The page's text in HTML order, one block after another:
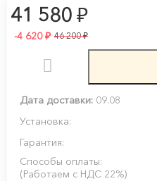
41 580 ₽
-4 620₽ 46 200₽
Дата доставки: 09.08
Установка:
Гарантия:
Способы оплаты:
(Работаем с НДС 22%)